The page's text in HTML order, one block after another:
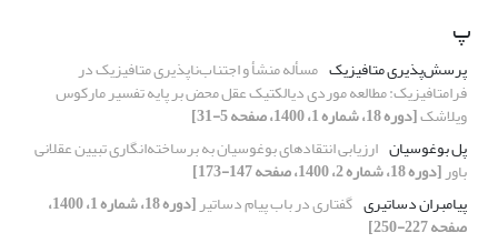
پ
پرسش‌پذیری متافیزیک مسأله منشأ و اجتناب‌ناپذیری متافیزیک در
فرامتافیزیک: مطالعه‌‌ موردی دیالکتیک عقل محض بر پایه‌ تفسیر مارکوس
ویلاشک[دوره 18، شماره 1، 1400، صفحه 5-31]
پل بوغوسیان ارزیابی انتقادهای بوغوسیان به برساخته‌انگاری تبیین عقلانی
باور[دوره 18، شماره 2، 1400، صفحه 147-173]
پیامبران دساتیری گفتاری در باب پیام دساتیر [دوره 18، شماره 1، 1400،
صفحه 227-250]